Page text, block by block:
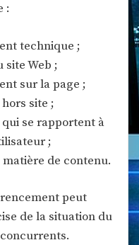
:
technique ;
Web ;
sur la page ;
site ;
se rapportent à
;
de contenu.
peut
de la situation du